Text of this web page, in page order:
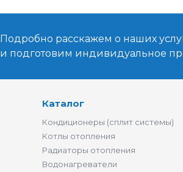
Подробно расскажем о наших
и подготовим индивидуальное
Каталог
Кондиционеры (сплит системы)
Котлы отопления
Радиаторы отопления
Водонагреватели